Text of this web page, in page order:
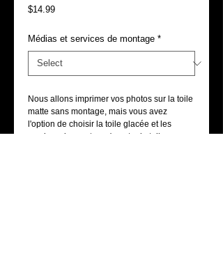
$14.99Price
Médias et services de montage *
Nous allons imprimer vos photos sur la toile
matte sans montage, mais vous avez
l'option de choisir la toile glacée et les
services de montage (monter la toile avec